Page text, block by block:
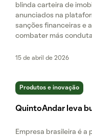
blinda carteira de
anunciados na
sanções financeiras e
combater más
15 de abril de 2026
Produtos e inovação
QuintoAndar leva
Empresa brasileira é